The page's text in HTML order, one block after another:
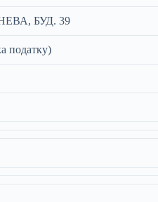
БУД. 39
податку)